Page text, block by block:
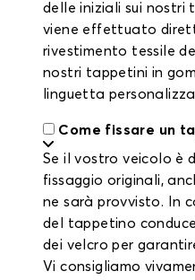
delle iniziali sui nostri
viene effettuato
rivestimento tessile
nostri tappetini in
linguetta
Come fissare un
Se il vostro veicolo è
fissaggio originali,
ne sarà provvisto. In
del tappetino
dei velcro per
Vi consigliamo